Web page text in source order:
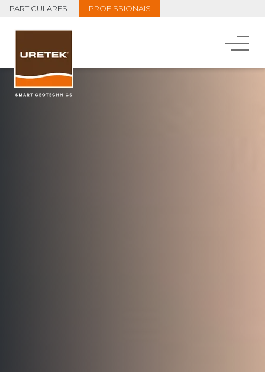
PARTICULARES PROFISSIONAIS